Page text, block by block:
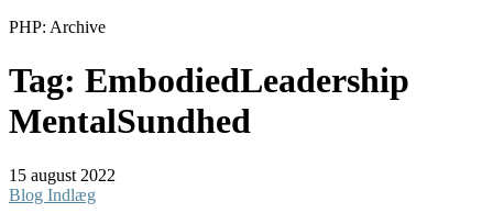
PHP: Archive
Tag: EmbodiedLeadership
MentalSundhed
15 august 2022
Blog Indlæg